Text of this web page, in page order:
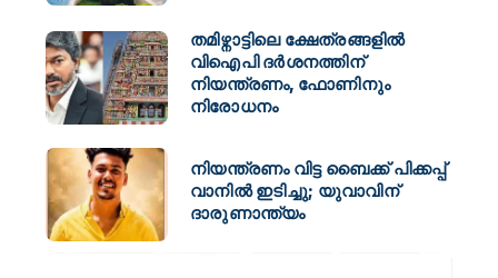
തമിഴ്നാട്ടിലെ ക്ഷേത്രങ്ങളിൽ
വിഐപി ദർശനത്തിന്
നിയന്ത്രണം, ഫോണിനും
നിരോധനം
നിയന്ത്രണം വിട്ട ബൈക്ക് പിക്കപ്പ്
വാനിൽ ഇടിച്ചു; യുവാവിന്
ദാരുണാന്ത്യം